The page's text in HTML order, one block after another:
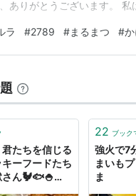
ありがとうございます。
「まるまつ」をご存じでし
ラ #2789 #まるまつ #
たちを信じる
キーフードたち
ん🐓🐟🍚
22 ブック
強火で7
まいも
ま